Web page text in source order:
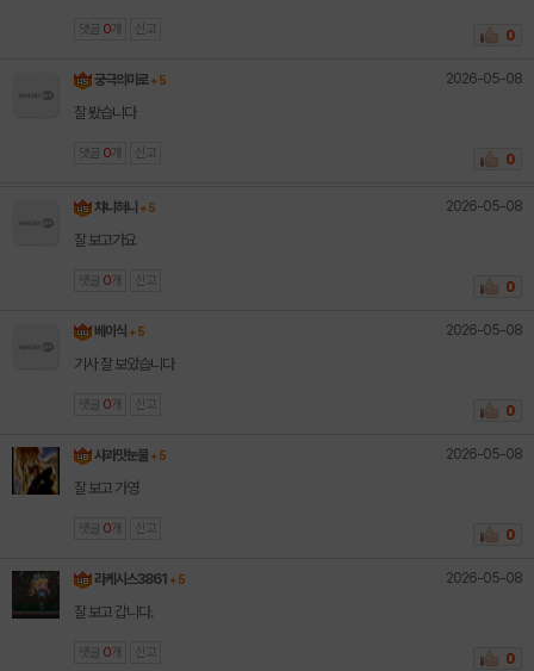
댓글 0 개 신고 0
궁극의미로 + 5 2026-05-08
잘 봤습니다
댓글 0 개 신고 0
챠니혀니 + 5 2026-05-08
잘 보고가요
댓글 0 개 신고 0
베이식 + 5 2026-05-08
기사 잘 보았습니다
댓글 0 개 신고 0
사과맛눈물 + 5 2026-05-08
잘 보고 가영
댓글 0 개 신고 0
라케시스3861 + 5 2026-05-08
잘 보고 갑니다.
댓글 0 개 신고 0